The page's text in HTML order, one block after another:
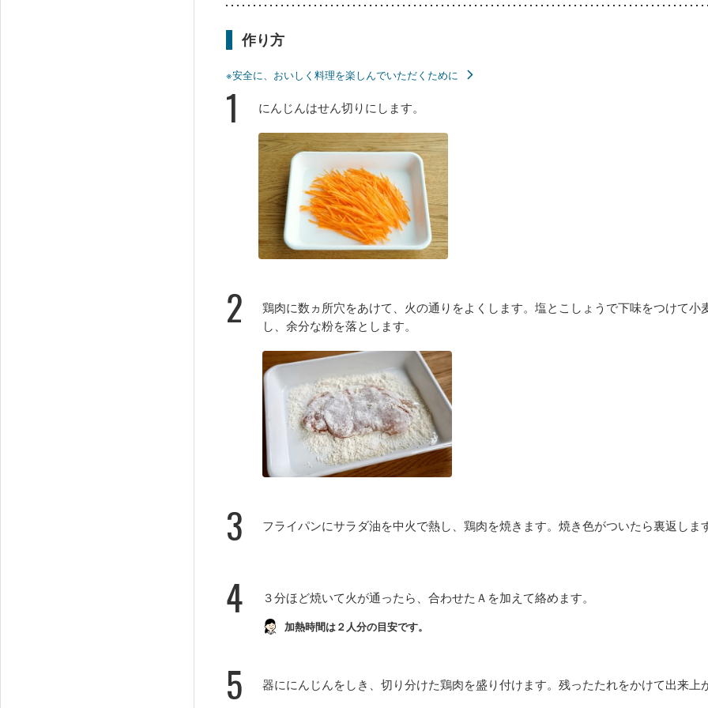
作り方
※安全に、おいしく料理を楽しんでいただくために
1 にんじんはせん切りにします。
2
鶏肉に数ヵ所穴をあけて、火の通りをよくします。塩とこしょうで下味をつけて小
し、余分な粉を落とします。
3 フライパンにサラダ油を中火で熱し、鶏肉を焼きます。焼き色がついたら裏返します
4 ３分ほど焼いて火が通ったら、合わせたＡを加えて絡めます。
加熱時間は２人分の目安です。
5 器ににんじんをしき、切り分けた鶏肉を盛り付けます。残ったたれをかけて出来上